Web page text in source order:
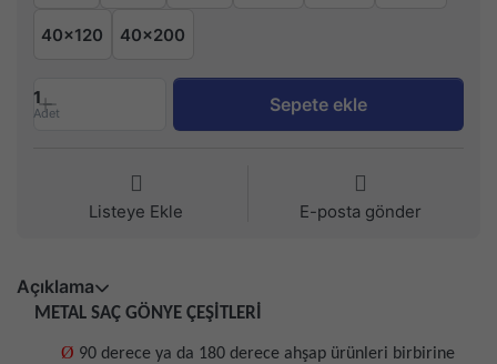
40x120 40x200
1
Adet Sepete ekle
Listeye Ekle E-posta gönder
Açıklama
METAL SAÇ GÖNYE ÇEŞİTLERİ
Ø 90 derece ya da 180 derece ahşap ürünleri birbirine